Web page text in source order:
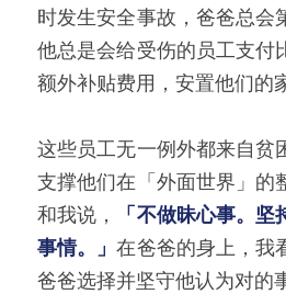
时发生安全事故，爸爸总会
他总是会给受伤的员工支付
额外补贴费用，安置他们的
这些员工无一例外都来自贫
支撑他们在「外面世界」的
和我说，
「不做昧心事。
事情。」在爸爸的身上，我
爸爸选择并坚守他认为对的